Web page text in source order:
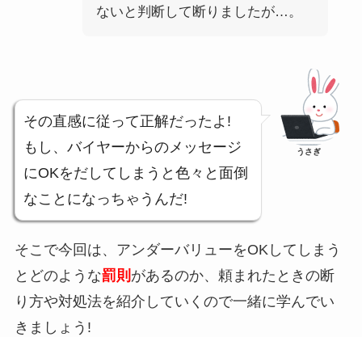
ないと判断して断りましたが…。
その直感に従って正解だったよ!
もし、バイヤーからのメッセージ
にOKをだしてしまうと色々と面倒
なことになっちゃうんだ!
うさぎ
そこで今回は、アンダーバリューをOKしてしまう
とどのような罰則 があるのか、頼まれたときの断
り方や対処法を紹介していくので一緒に学んでい
きましょう!